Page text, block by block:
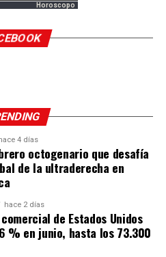
Horoscopo
hace 4 días
octogenario que desafía
de la ultraderecha en
hace 2 días
de Estados Unidos
% en junio, hasta los 73.300